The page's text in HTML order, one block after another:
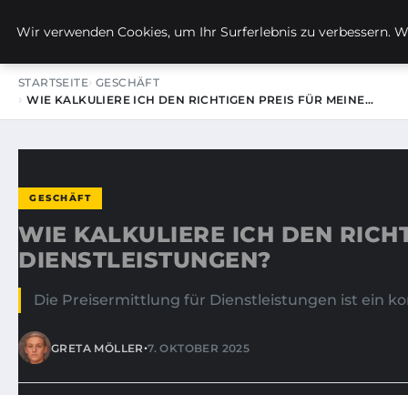
KIRSTINS WEG
STARTSEITE GESCHÄFT
WIE KALKULIERE ICH DEN RICHTIGEN PREIS FÜR MEINE…
GESCHÄFT
WIE KALKULIERE ICH DEN
DIENSTLEISTUNGEN?
Die Preisermittlung für Dienstleistungen ist ein
GRETA MÖLLER•7. OKTOBER 2025
Wir verwenden Cookies, um Ihr Surferlebnis zu verbessern.